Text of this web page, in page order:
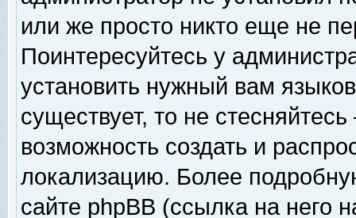
или же просто никто еще не
Поинтересуйтесь у
установить нужный вам
существует, то не
возможность создать и
локализацию. Более
сайте phpBB (ссылка на него